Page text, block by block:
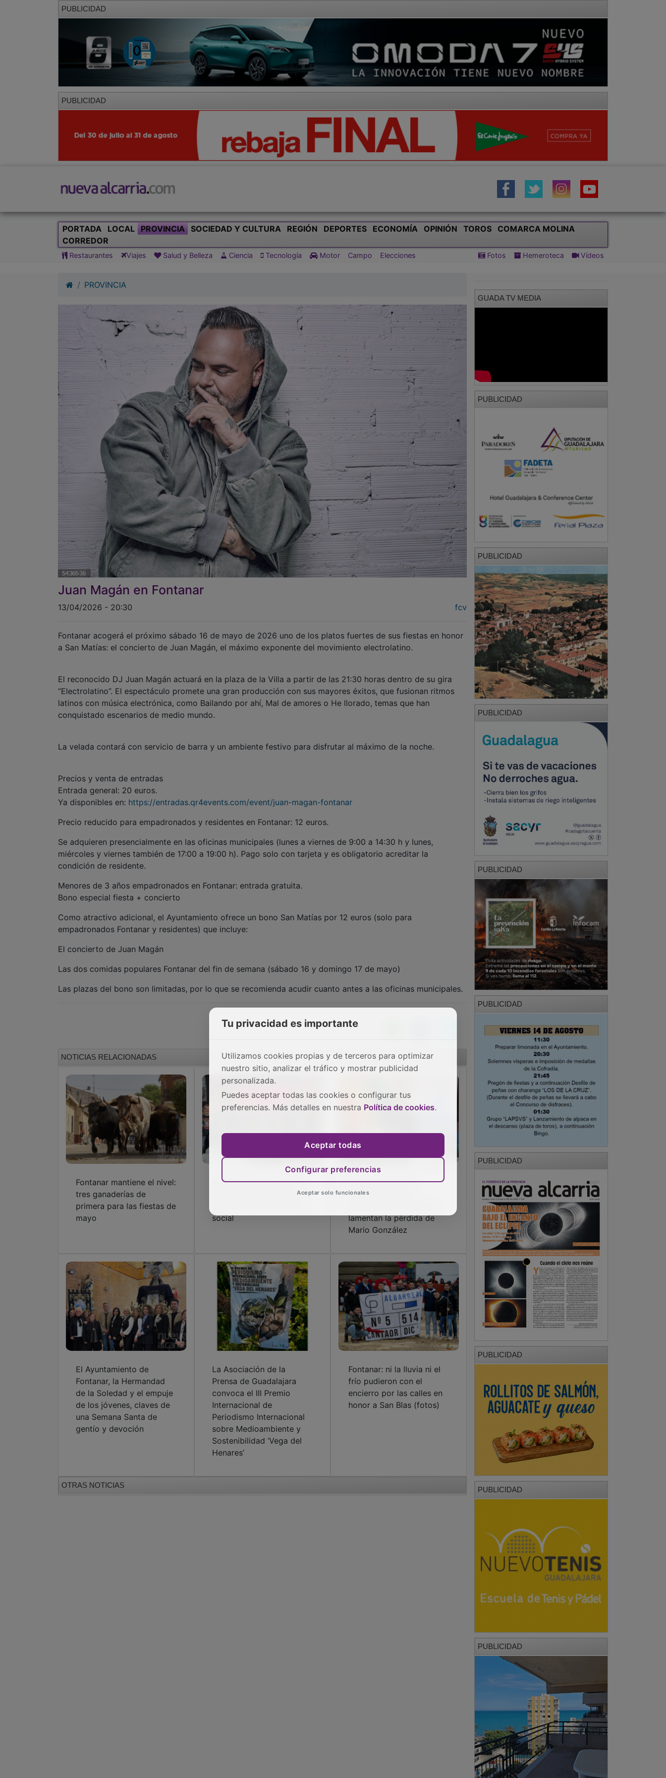
PUBLICIDAD
PUBLICIDAD
PORTADA LOCAL PROVINCIA SOCIEDAD Y CULTURA REGIÓN DEPORTES ECONOMÍA OPINIÓN TOROS
COMARCA MOLINA
CORREDOR
Restaurantes Viajes Salud y Belleza Ciencia Tecnología Motor Campo Elecciones Fotos Hemeroteca Vídeos
PROVINCIA
Juan Magán en Fontanar
13/04/2026 - 20:30 fcv
Fontanar acogerá el próximo sábado 16 de mayo de 2026 uno de los platos fuertes de sus fiestas en honor
a San Matías: el concierto de Juan Magán, el máximo exponente del movimiento electrolatino.
El reconocido DJ Juan Magán actuará en la plaza de la Villa a partir de las 21:30 horas dentro de su gira
“Electrolatino”. El espectáculo promete una gran producción con sus mayores éxitos, que fusionan ritmos
latinos con música electrónica, como Bailando por ahí, Mal de amores o He llorado, temas que han
conquistado escenarios de medio mundo.
La velada contará con servicio de barra y un ambiente festivo para disfrutar al máximo de la noche.
Precios y venta de entradas
Entrada general: 20 euros.
Ya disponibles en: https://entradas.qr4events.com/event/juan-magan-fontanar
Precio reducido para empadronados y residentes en Fontanar: 12 euros.
Se adquieren presencialmente en las oficinas municipales (lunes a viernes de 9:00 a 14:30 h y lunes,
miércoles y viernes también de 17:00 a 19:00 h). Pago solo con tarjeta y es obligatorio acreditar la
condición de residente.
Menores de 3 años empadronados en Fontanar: entrada gratuita.
Bono especial fiesta + concierto
Como atractivo adicional, el Ayuntamiento ofrece un bono San Matías por 12 euros (solo para
empadronados Fontanar y residentes) que incluye:
El concierto de Juan Magán
Las dos comidas populares Fontanar del fin de semana (sábado 16 y domingo 17 de mayo)
Las plazas del bono son limitadas, por lo que se recomienda acudir cuanto antes a las oficinas municipales.
NOTICIAS RELACIONADAS
Fontanar mantiene el nivel:
tres ganaderías de
primera para las fiestas de
mayo
Kalvaria cumple cinco
años de promoción de la
social
Diputación y los
ayuntamientos de
lamentan la pérdida de
Mario González
El Ayuntamiento de
Fontanar, la Hermandad
de la Soledad y el empuje
de los jóvenes, claves de
una Semana Santa de
gentío y devoción
La Asociación de la
Prensa de Guadalajara
convoca el III Premio
Internacional de
Periodismo Internacional
sobre Medioambiente y
Sostenibilidad ‘Vega del
Henares’
Fontanar: ni la lluvia ni el
frío pudieron con el
encierro por las calles en
honor a San Blas (fotos)
OTRAS NOTICIAS
GUADA TV MEDIA
PUBLICIDAD
PUBLICIDAD
PUBLICIDAD
PUBLICIDAD
PUBLICIDAD
PUBLICIDAD
PUBLICIDAD
PUBLICIDAD
PUBLICIDAD
Tu privacidad es importante
Utilizamos cookies propias y de terceros para optimizar
nuestro sitio, analizar el tráfico y mostrar publicidad
personalizada.
Puedes aceptar todas las cookies o configurar tus
preferencias. Más detalles en nuestra Política de cookies.
Aceptar todas
Configurar preferencias
Aceptar solo funcionales